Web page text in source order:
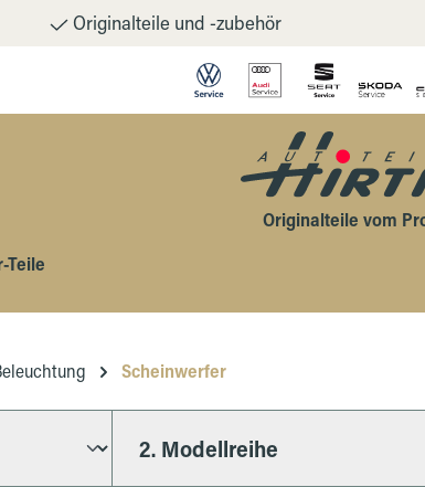
Originalteile und -zubehör
Originalteile vom
Teile
Scheinwerfer